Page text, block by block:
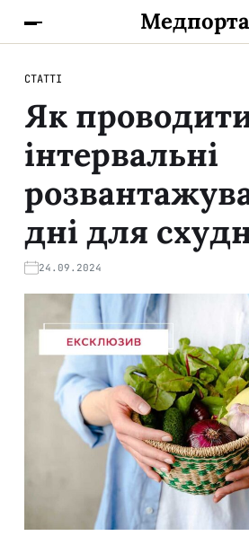
СТАТТІ
Як
інтервальні
дні для
24.09.2024